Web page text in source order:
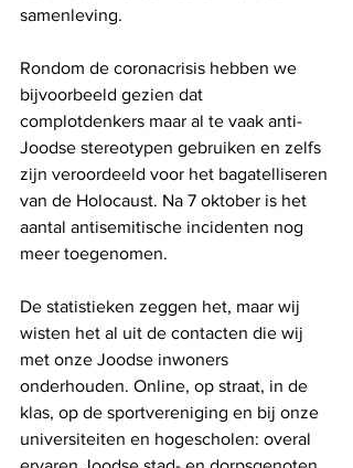
samenleving.
Rondom de coronacrisis hebben we
bijvoorbeeld gezien dat
complotdenkers maar al te vaak anti-
Joodse stereotypen gebruiken en zelfs
zijn veroordeeld voor het bagatelliseren
van de Holocaust. Na 7 oktober is het
aantal antisemitische incidenten nog
meer toegenomen.
De statistieken zeggen het, maar wij
wisten het al uit de contacten die wij
met onze Joodse inwoners
onderhouden. Online, op straat, in de
klas, op de sportvereniging en bij onze
universiteiten en hogescholen: overal